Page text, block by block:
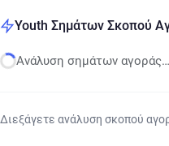
Youth Σημάτων Σκοπού
Ανάλυση σημάτων αγοράς…
Διεξάγετε ανάλυση σκοπού